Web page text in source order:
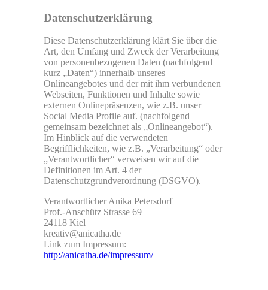
Datenschutzerklärung
Diese Datenschutzerklärung klärt Sie über die
Art, den Umfang und Zweck der Verarbeitung
von personenbezogenen Daten (nachfolgend
kurz „Daten“) innerhalb unseres
Onlineangebotes und der mit ihm verbundenen
Webseiten, Funktionen und Inhalte sowie
externen Onlinepräsenzen, wie z.B. unser
Social Media Profile auf. (nachfolgend
gemeinsam bezeichnet als „Onlineangebot“).
Im Hinblick auf die verwendeten
Begrifflichkeiten, wie z.B. „Verarbeitung“ oder
„Verantwortlicher“ verweisen wir auf die
Definitionen im Art. 4 der
Datenschutzgrundverordnung (DSGVO).
Verantwortlicher Anika Petersdorf
Prof.-Anschütz Strasse 69
24118 Kiel
kreativ@anicatha.de
Link zum Impressum:
http://anicatha.de/impressum/